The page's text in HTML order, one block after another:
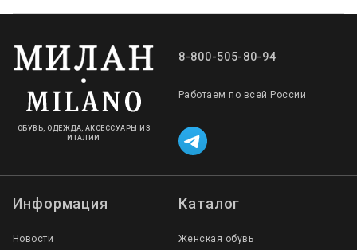
ОБУВЬ, ОДЕЖДА, АКСЕССУАРЫ ИЗ
ИТАЛИИ
8-800-505-80-94
Работаем по всей России
Информация
Новости
Каталог
Женская обувь